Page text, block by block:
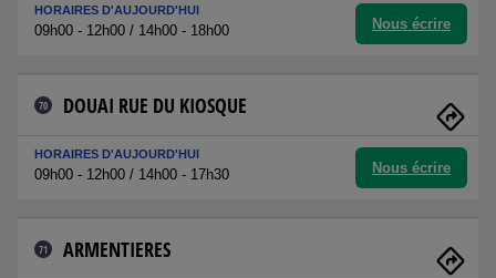
HORAIRES D'AUJOURD'HUI
09h00 - 12h00 / 14h00 - 18h00 Nous écrire
70 DOUAI RUE DU KIOSQUE
HORAIRES D'AUJOURD'HUI
09h00 - 12h00 / 14h00 - 17h30 Nous écrire
71 ARMENTIERES